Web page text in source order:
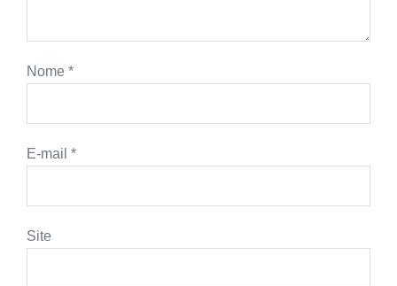
Nome *
E-mail *
Site